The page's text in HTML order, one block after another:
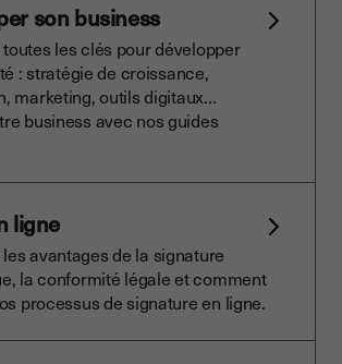
son business
les clés pour développer
: stratégie de croissance,
marketing, outils digitaux…
business avec nos guides
ligne
avantages de la signature
la conformité légale et comment
processus de signature en ligne.